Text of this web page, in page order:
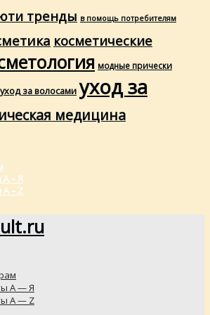
тренды в помощь потребителям
косметические
модные прически
уход за волосами уход за
медицина
А – Я
A – Z
А — Я
A — Z